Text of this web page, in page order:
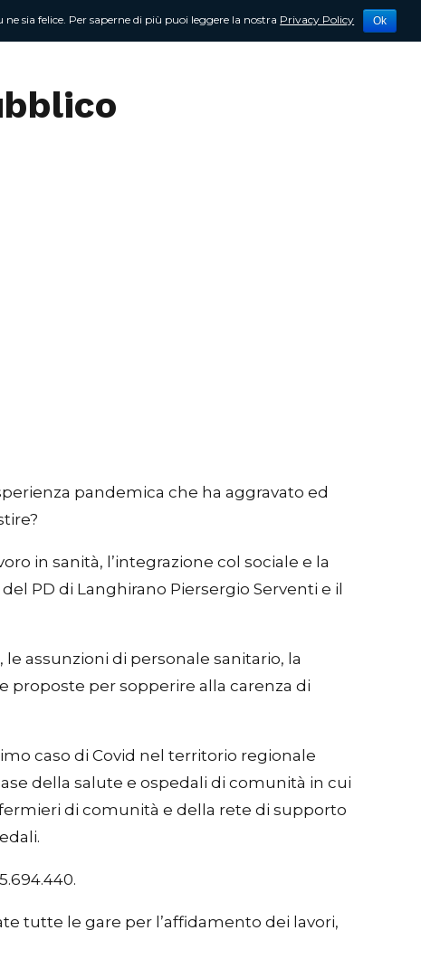
Attività Newsletter Contattami
pandemica che ha aggravato ed
in sanità, l’integrazione col sociale e la
PD di Langhirano Piersergio Serventi e il
assunzioni di personale sanitario, la
proposte per sopperire alla carenza di
caso di Covid nel territorio regionale
della salute e ospedali di comunità in cui
di comunità e della rete di supporto
tutte le gare per l’affidamento dei lavori,
sia felice. Per saperne di più puoi leggere la nostra Privacy Policy Ok